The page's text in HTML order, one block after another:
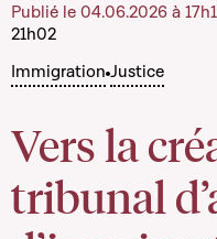
Immigration Justice
Vers la
tribunal
Publié le 04.06.2026 à
21h02